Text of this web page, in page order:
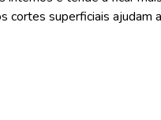
superficiais ajudam